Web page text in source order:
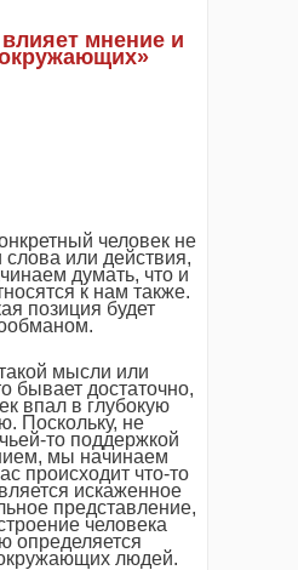
мнение и
человек не
или действия,
думать, что и
к нам также.
позиция будет
мысли или
бывает достаточно,
впал в глубокую
Поскольку, не
то поддержкой
мы начинаем
происходит что-то
искаженное
представление,
человека
определяется
людей.